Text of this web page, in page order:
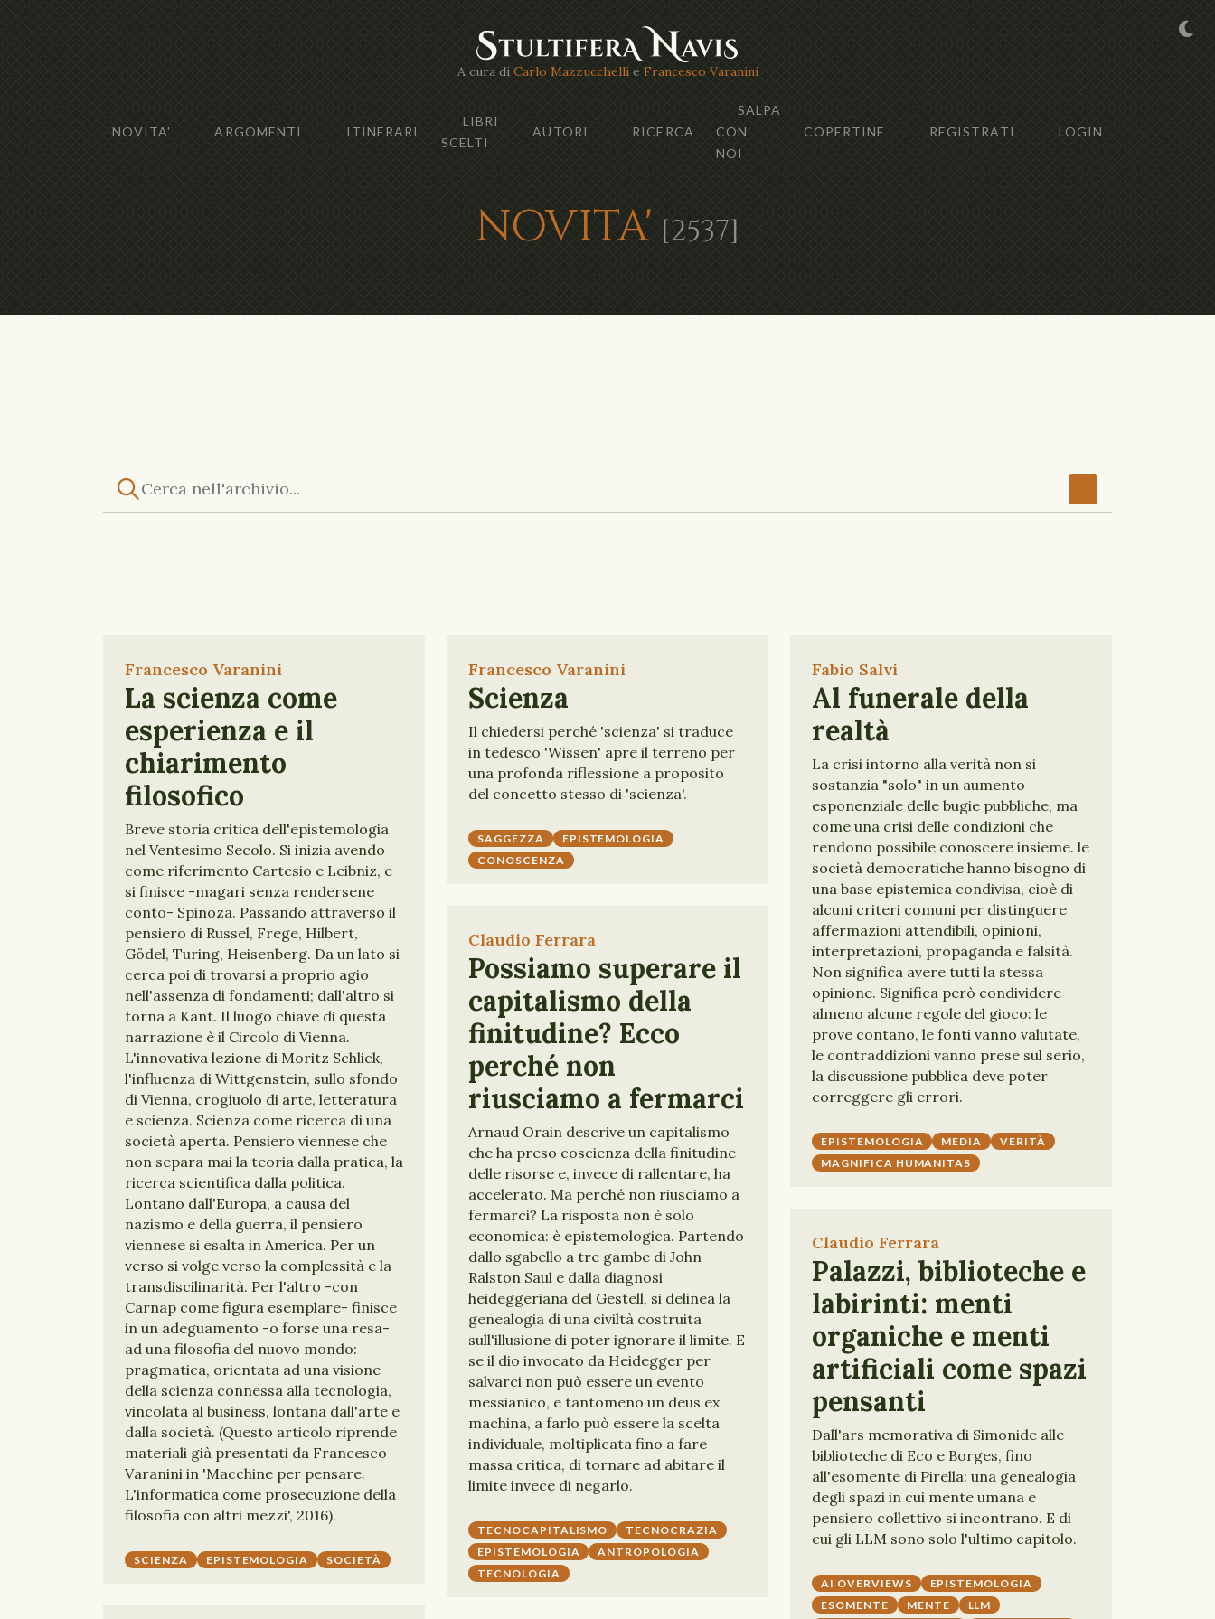
A cura di Carlo Mazzucchellie Francesco Varanini
NOVITA' ARGOMENTI ITINERARI
LIBRI
SCELTI
AUTORI RICERCA
SALPA
CON
NOI
COPERTINE REGISTRATI LOGIN
NOVITA' [2537]
Francesco Varanini
La scienza come
esperienza e il
chiarimento
filosofico
Breve storia critica dell'epistemologia
nel Ventesimo Secolo. Si inizia avendo
come riferimento Cartesio e Leibniz, e
si finisce -magari senza rendersene
conto- Spinoza. Passando attraverso il
pensiero di Russel, Frege, Hilbert,
Gödel, Turing, Heisenberg. Da un lato si
cerca poi di trovarsi a proprio agio
nell'assenza di fondamenti; dall'altro si
torna a Kant. Il luogo chiave di questa
narrazione è il Circolo di Vienna.
L'innovativa lezione di Moritz Schlick,
l'influenza di Wittgenstein, sullo sfondo
di Vienna, crogiuolo di arte, letteratura
e scienza. Scienza come ricerca di una
società aperta. Pensiero viennese che
non separa mai la teoria dalla pratica, la
ricerca scientifica dalla politica.
Lontano dall'Europa, a causa del
nazismo e della guerra, il pensiero
viennese si esalta in America. Per un
verso si volge verso la complessità e la
transdiscilinarità. Per l'altro -con
Carnap come figura esemplare- finisce
in un adeguamento -o forse una resa-
ad una filosofia del nuovo mondo:
pragmatica, orientata ad una visione
della scienza connessa alla tecnologia,
vincolata al business, lontana dall'arte e
dalla società. (Questo articolo riprende
materiali già presentati da Francesco
Varanini in 'Macchine per pensare.
L'informatica come prosecuzione della
filosofia con altri mezzi', 2016).
SCIENZA EPISTEMOLOGIA SOCIETÀ
Francesco Varanini
Scienza
Il chiedersi perché 'scienza' si traduce
in tedesco 'Wissen' apre il terreno per
una profonda riflessione a proposito
del concetto stesso di 'scienza'.
SAGGEZZA
EPISTEMOLOGIA
CONOSCENZA
Fabio Salvi
Al funerale della
realtà
La crisi intorno alla verità non si
sostanzia "solo" in un aumento
esponenziale delle bugie pubbliche, ma
come una crisi delle condizioni che
rendono possibile conoscere insieme. le
società democratiche hanno bisogno di
una base epistemica condivisa, cioè di
alcuni criteri comuni per distinguere
affermazioni attendibili, opinioni,
interpretazioni, propaganda e falsità.
Non significa avere tutti la stessa
opinione. Significa però condividere
almeno alcune regole del gioco: le
prove contano, le fonti vanno valutate,
le contraddizioni vanno prese sul serio,
la discussione pubblica deve poter
correggere gli errori.
EPISTEMOLOGIA MEDIA
VERITÀ
MAGNIFICA HUMANITAS
Claudio Ferrara
Possiamo superare il
capitalismo della
finitudine? Ecco
perché non
riusciamo a fermarci
Arnaud Orain descrive un capitalismo
che ha preso coscienza della finitudine
delle risorse e, invece di rallentare, ha
accelerato. Ma perché non riusciamo a
fermarci? La risposta non è solo
economica: è epistemologica. Partendo
dallo sgabello a tre gambe di John
Ralston Saul e dalla diagnosi
heideggeriana del Gestell, si delinea la
genealogia di una civiltà costruita
sull'illusione di poter ignorare il limite. E
se il dio invocato da Heidegger per
salvarci non può essere un evento
messianico, e tantomeno un deus ex
machina, a farlo può essere la scelta
individuale, moltiplicata fino a fare
massa critica, di tornare ad abitare il
limite invece di negarlo.
TECNOCAPITALISMO
TECNOCRAZIA
EPISTEMOLOGIA
ANTROPOLOGIA
TECNOLOGIA
Claudio Ferrara
Palazzi, biblioteche e
labirinti: menti
organiche e menti
artificiali come spazi
pensanti
Dall'ars memorativa di Simonide alle
biblioteche di Eco e Borges, fino
all'esomente di Pirella: una genealogia
degli spazi in cui mente umana e
pensiero collettivo si incontrano. E di
cui gli LLM sono solo l'ultimo capitolo.
AI OVERVIEWS
EPISTEMOLOGIA
ESOMENTE
MENTE
LLM